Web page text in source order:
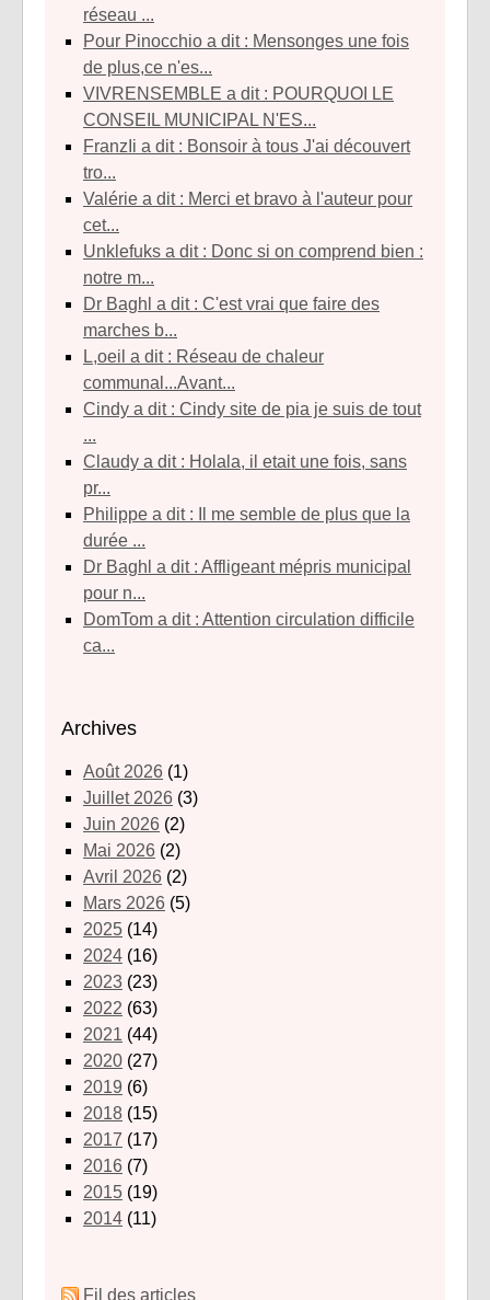
réseau ...
Pour Pinocchio a dit : Mensonges une fois
de plus,ce n'es...
VIVRENSEMBLE a dit : POURQUOI LE
CONSEIL MUNICIPAL N'ES...
franzIi a dit : Bonsoir à tous J'ai découvert
tro...
Valérie a dit : Merci et bravo à l'auteur pour
cet...
unklefuks a dit : Donc si on comprend bien :
notre m...
Dr Baghl a dit : C'est vrai que faire des
marches b...
l,oeil a dit : Réseau de chaleur
communal...Avant...
Cindy a dit : Cindy site de pia je suis de tout
...
Claudy a dit : Holala, il etait une fois, sans
pr...
Philippe a dit : Il me semble de plus que la
durée ...
Dr Baghl a dit : Affligeant mépris municipal
pour n...
DomTom a dit : Attention circulation difficile
ca...
Archives
août 2026 (1)
juillet 2026 (3)
juin 2026 (2)
mai 2026 (2)
avril 2026 (2)
mars 2026 (5)
2025 (14)
2024 (16)
2023 (23)
2022 (63)
2021 (44)
2020 (27)
2019 (6)
2018 (15)
2017 (17)
2016 (7)
2015 (19)
2014 (11)
Fil des articles